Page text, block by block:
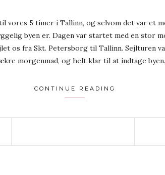
vores 5 timer i Tallinn, og selvom det var et
byen er. Dagen var startet med en stor
os fra Skt. Petersborg til Tallinn. Sejlturen
morgenmad, og helt klar til at indtage byen.
CONTINUE READING